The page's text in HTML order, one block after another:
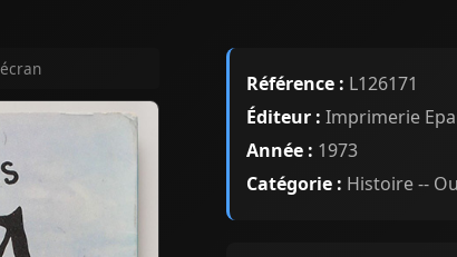
Référence : L126171
Éditeur : Imprimerie
Année : 1973
Catégorie : Histoire --